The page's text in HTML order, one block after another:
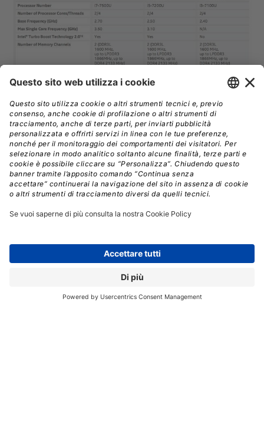
Sia i processori serie Y che serie U supportano due core
e quattro thread grazie alla tecnologia Intel Hyper-
Threading, consentendo efficaci design di 2 in 1 e di
clamshell sottili che offrono un equilibrio unico tra
prestazioni e mobilità. I PC abilitati per Modern Standby
di Microsoft Windows sono in grado di riavviarsi
immediatamente premendo un pulsante, in modo che
gli utenti non siano costretti a dover aspettare l’avvio
dei sistemi.
I sistemi basati su processori Intel Core di settima
generazione hanno inoltre una maggiore durata della
batteria e possono utilizzare batterie più piccole per
sistemi ancora più sottili e leggeri. L’accelerazione